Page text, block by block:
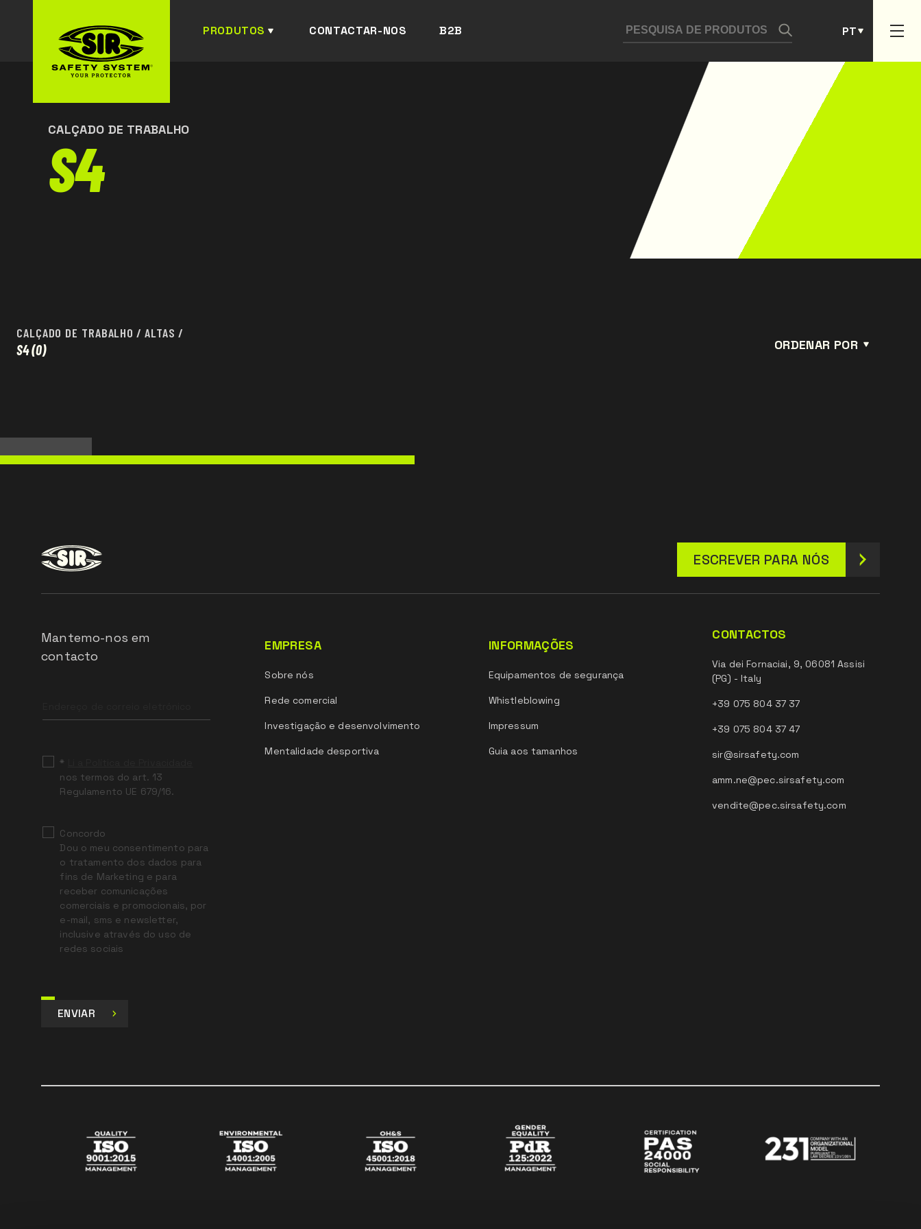
PRODUTOS CONTACTAR-NOS B2B PT
CALÇADO DE TRABALHO
S4
CALÇADO DE TRABALHO / ALTAS /
S4(0) ORDENAR POR
ESCREVER PARA NÓS
Mantemo-nos em
contacto
field
*
nos termos do art. 13
Regulamento UE 679/16.
Concordo
Dou o meu consentimento para
o tratamento dos dados para
fins de Marketing e para
receber comunicações
comerciais e promocionais, por
e-mail, sms e newsletter,
inclusive através do uso de
redes sociais
ENVIAR
EMPRESA
Sobre nós
Rede comercial
Investigação e desenvolvimento
Mentalidade desportiva
INFORMAÇÕES
Equipamentos de segurança
Whistleblowing
Impressum
Guia aos tamanhos
CONTACTOS
Via dei Fornaciai, 9, 06081 Assisi
(PG) - Italy
+39 075 804 37 37
+39 075 804 37 47
sir@sirsafety.com
amm.ne@pec.sirsafety.com
vendite@pec.sirsafety.com